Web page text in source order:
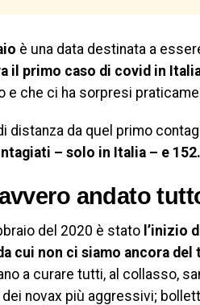
è una data destinata a
il primo caso di covid in
e che ci ha sorpresi
distanza da quel primo
– solo in Italia – e
andato
del 2020 è stato l’inizio
cui non ci siamo ancora
a curare tutti, al collasso,
novax più aggressivi;